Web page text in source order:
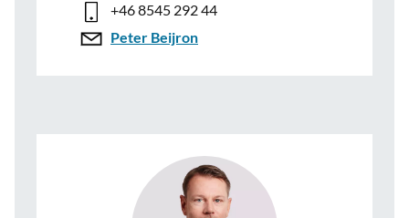
+46 8545 292 44
Peter Beijron